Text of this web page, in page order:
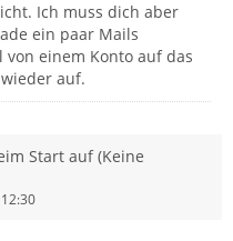
Ich muss dich aber
ein paar Mails
einem Konto auf das
auf.
Start auf (Keine